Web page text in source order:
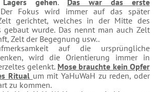
Fokus wird immer auf das später
gerichtet, welches in der Mitte des
gebaut wurde. Das nennt man auch Zelt
Zelt der Begegnung usw..
auf die ursprüngliche
wird die Orientierung immer in
gelenkt. Mose brauchte kein Opfer
Ritual um mit YaHuWaH zu reden, oder
zu kommen.